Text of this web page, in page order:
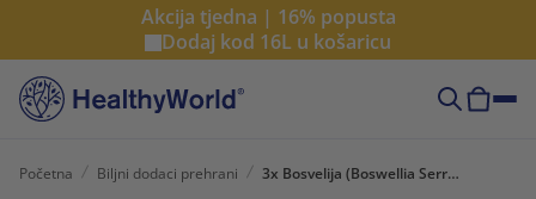
Akcija tjedna | 16% popusta
Dodaj kod 16L u košaricu
Početna Biljni dodaci prehrani 3x Bosvelija (Boswellia Serrata) – 85 % bosvelijske kiseline